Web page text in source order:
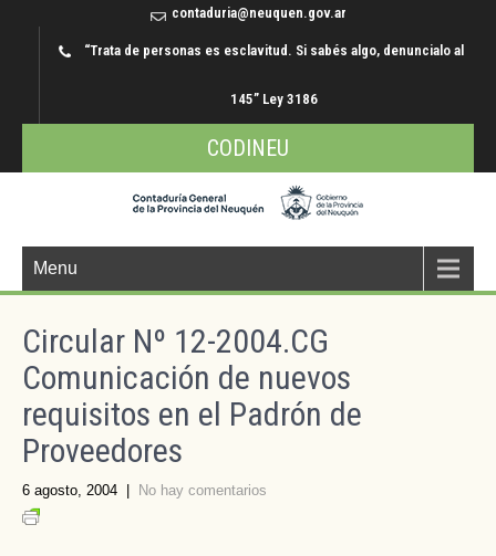
contaduria@neuquen.gov.ar
“Trata de personas es esclavitud. Si sabés algo, denuncialo al
145” Ley 3186
CODINEU
Menu
Circular Nº 12-2004.CG
Comunicación de nuevos
requisitos en el Padrón de
Proveedores
6 agosto, 2004 No hay comentarios